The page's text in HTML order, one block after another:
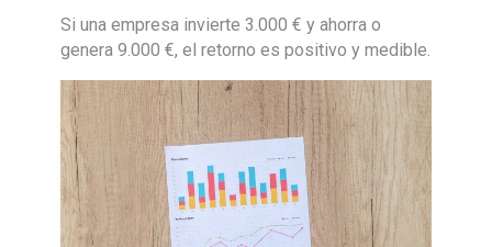
Si una empresa invierte 3.000 € y ahorra o
genera 9.000 €, el retorno es positivo y medible.